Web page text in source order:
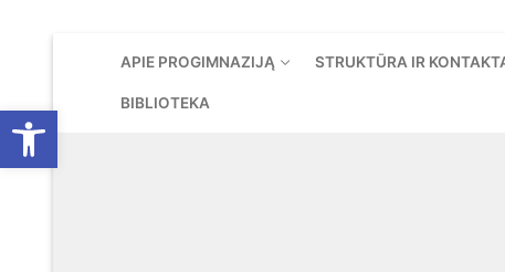
Open toolbar
APIE PROGIMNAZIJĄ STRUKTŪRA IR
BIBLIOTEKA